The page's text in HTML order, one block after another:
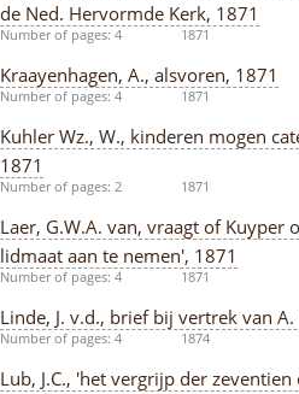
de Ned. Hervormde Kerk, 1871
Number of pages: 4 1871
Kraayenhagen, A., alsvoren, 1871
Number of pages: 4 1871
Kuhler Wz., W., kinderen mogen
1871
Number of pages: 2 1871
Laer, G.W.A. van, vraagt of Kuyper
lidmaat aan te nemen', 1871
Number of pages: 4 1871
Linde, J. v.d., brief bij vertrek van
Number of pages: 4 1874
Lub, J.C., 'het vergrijp der